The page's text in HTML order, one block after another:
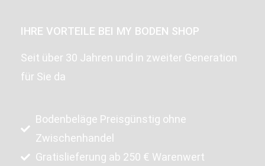
IHRE VORTEILE BEI MY BODEN SHOP
Seit über 30 Jahren und in zweiter Generation
für Sie da
Bodenbeläge Preisgünstig ohne
Zwischenhandel
Gratislieferung ab 250 € Warenwert